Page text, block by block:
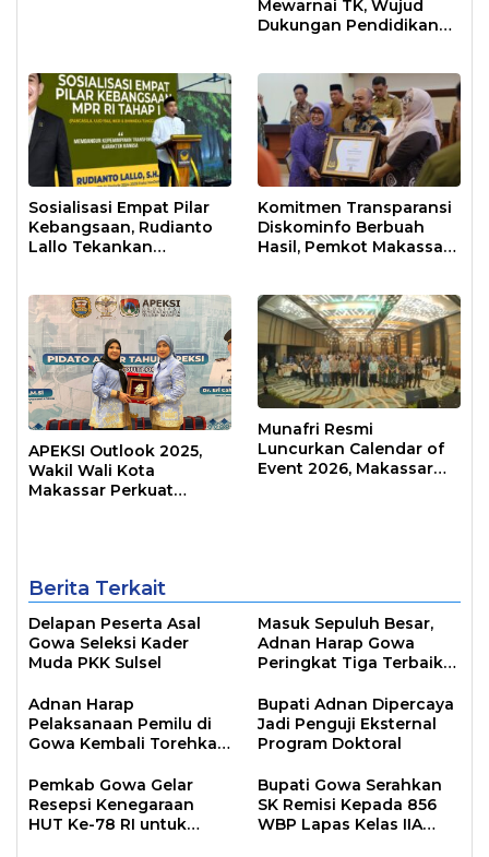
Mewarnai TK, Wujud
Dukungan Pendidikan
Sosialisasi Empat Pilar
Kebangsaan, Rudianto
Lallo Tekankan
Komitmen Transparansi
Diskominfo Berbuah
Hasil, Pemkot Makassar
APEKSI Outlook 2025,
Wakil Wali Kota
Makassar Perkuat
Munafri Resmi
Luncurkan Calendar of
Event 2026, Makassar
Berita Terkait
Delapan Peserta Asal
Gowa Seleksi Kader
Muda PKK Sulsel
Masuk Sepuluh Besar,
Adnan Harap Gowa
Peringkat Tiga Terbaik
Adnan Harap
Pelaksanaan Pemilu di
Gowa Kembali Torehkan
Bupati Adnan Dipercaya
Jadi Penguji Eksternal
Program Doktoral
Pemkab Gowa Gelar
Resepsi Kenegaraan
HUT Ke-78 RI untuk
Bupati Gowa Serahkan
SK Remisi Kepada 856
WBP Lapas Kelas IIA